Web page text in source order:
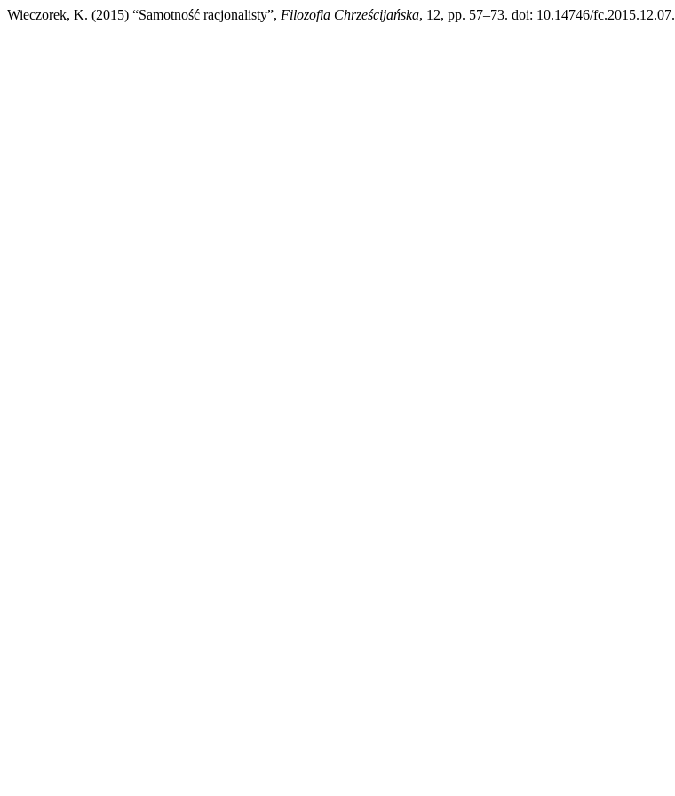
Wieczorek, K. (2015) “Samotność racjonalisty”, Filozofia Chrześcijańska, 12, pp. 57–73. doi: 10.14746/fc.2015.12.07.